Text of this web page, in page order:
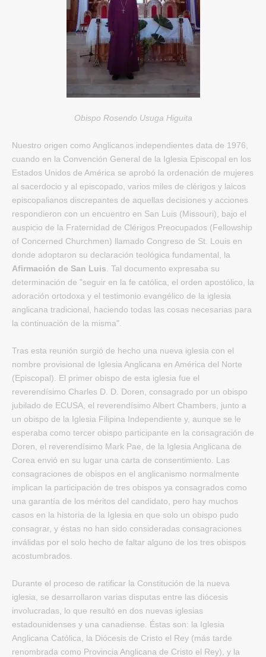
Obispo Rosendo Usuga Higuita
Nuestro origen como Anglicanos independientes data de 1976
cuando en la Convención General de la Iglesia Episcopal en los
Estados Unidos de América se aprobó la ordenación de mujeres
al sacerdocio y al episcopado , varios miles de clérigos y laicos
episcopalianos discrepantes de aquellas decisiones y acciones
respondieron con un encuentro en San Luis (Missouri) , bajo el
auspicio de la Fraternidad de Clérigos Preocupados (Fellowship
of Concerned Churchmen) llamado Congreso de St . Louis en
donde adoptaron su declaración teológica fundamental, la
Afirmación de San Luis . Tal documento expresaba su
determinación de "seguir en la fe católica, el orden apostólico, la
adoración ortodoxa y el testimonio evangélico de la iglesia
anglicana tradicional, haciendo todas las cosas necesarias para
la continuación de la misma".
Tras esta reunión surgió de hecho una nueva iglesia con el
nombre provisional de Iglesia Anglicana en América del Norte
(Episcopal). El primer obispo de esta iglesia fue el
reverendísimo Charles D. D. Doren, consagrado por un obispo
jubilado de ECUSA, el reverendísimo Albert Chambers, junto a
un obispo de la Iglesia Filipina Independiente y, aunque se le
esperaba como tercer obispo participante en la consagración de
Doren, el reverendísimo Mark Pae, de la Iglesia Anglicana de
Corea envió en su lugar una carta de consentimiento. Las
consagraciones de obispos en el anglicanismo normalmente
implican la participación de tres obispos ya consagrados como
una garantía de los méritos del candidato, pero hay muchos
casos en la historia de la Iglesia en que solo un obispo pudo
consagrar, y éstas no han sido consideradas consagraciones
inválidas por el solo hecho de faltar alguno de los tres obispos
acostumbrados.
Durante el proceso de ratificar la Constitución de la nueva
iglesia, se desarrollaron varias disputas entre las diócesis
involucradas, lo que resultó en dos nuevas iglesias
estadounidenses y una canadiense. Éstas son: la Iglesia
Anglicana Católica, la Diócesis de Cristo el Rey (más tarde
renombrada como Provincia Anglicana de Cristo el Rey), y la